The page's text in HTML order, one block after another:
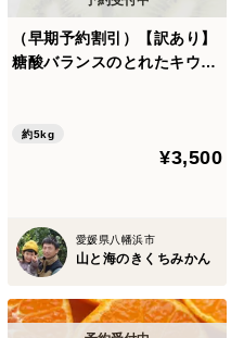
（早期予約割引）【訳あり】
糖酸バランスのとれたキウイ
約5kg
¥3,500
愛媛県八幡浜市
山と海のきくちみかん